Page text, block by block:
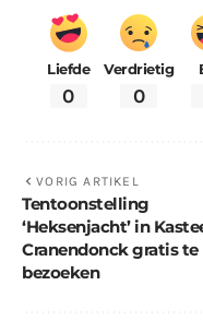
Liefde
0
Verdrietig
0
VORIG ARTIKEL
Tentoonstelling
‘Heksenjacht’ in
Cranendonck gratis te
bezoeken